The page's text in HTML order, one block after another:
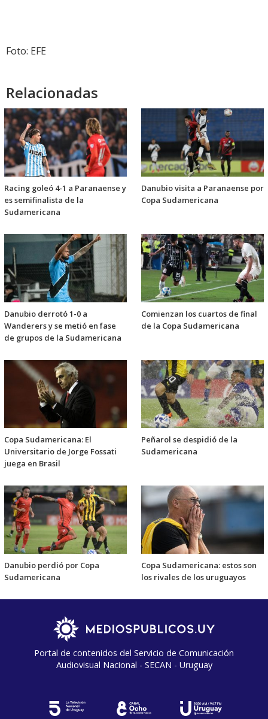
Foto: EFE
Relacionadas
Racing goleó 4-1 a Paranaense y
es semifinalista de la
Sudamericana
Danubio visita a Paranaense por
Copa Sudamericana
Danubio derrotó 1-0 a
Wanderers y se metió en fase
de grupos de la Sudamericana
Comienzan los cuartos de final
de la Copa Sudamericana
Copa Sudamericana: El
Universitario de Jorge Fossati
juega en Brasil
Peñarol se despidió de la
Sudamericana
Danubio perdió por Copa
Sudamericana
Copa Sudamericana: estos son
los rivales de los uruguayos
Portal de contenidos del Servicio de Comunicación
Audiovisual Nacional - SECAN - Uruguay